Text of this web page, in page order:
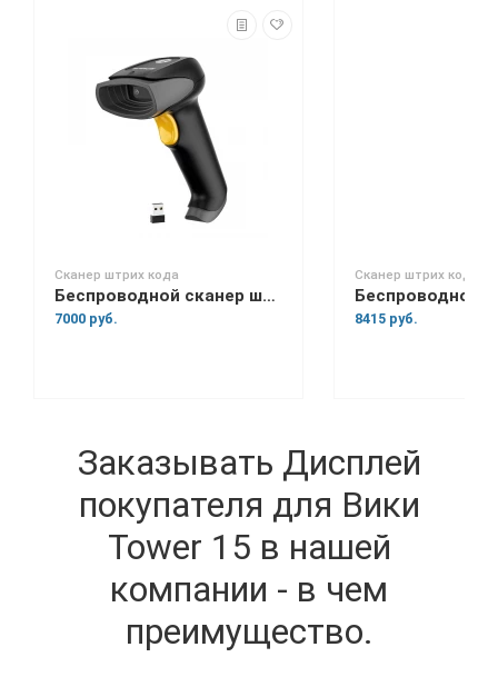
Сканер штрих кода
Беспроводной сканер штрих-кода Space Lite BT
7000 руб.
Сканер штрих кода
8415 руб.
Заказывать Дисплей
покупателя для Вики
Tower 15 в нашей
компании - в чем
преимущество.